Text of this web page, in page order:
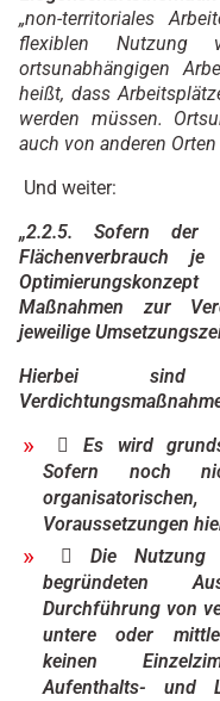
„non-territoriales
flexiblen Nutzung
ortsunabhängigen
heißt, dass
werden müssen.
auch von anderen
Und weiter:
„2.2.5. Sofern der
Flächenverbrauch
Maßnahmen zur
jeweilige
Hierbei sind
 Es wird
Sofern noch
Voraussetzungen
 Die Nutzung
begründeten
Durchführung von
untere oder
keinen
Aufenthalts- und